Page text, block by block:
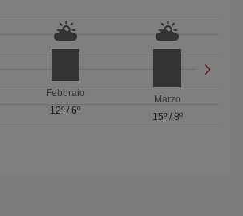
Febbraio
12º / 6º
Marzo
15º/ 8º